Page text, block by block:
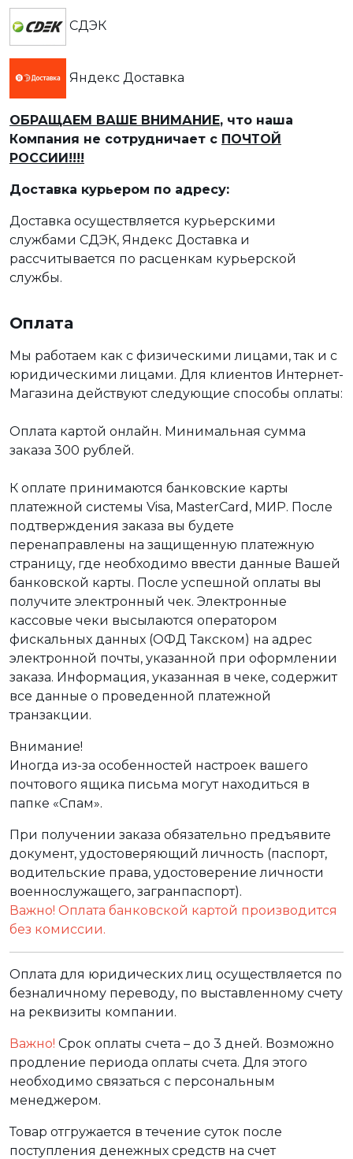
СДЭК
Яндекс Доставка
ОБРАЩАЕМ ВАШЕ ВНИМАНИЕ, что наша
Компания не сотрудничает с ПОЧТОЙ
РОССИИ!!!!
Доставка курьером по адресу:
Доставка осуществляется курьерскими
службами СДЭК, Яндекс Доставка и
рассчитывается по расценкам курьерской
службы.
Оплата
Мы работаем как с физическими лицами, так и с
юридическими лицами. Для клиентов Интернет-
Магазина действуют следующие способы оплаты:
Оплата картой онлайн. Минимальная сумма
заказа 300 рублей.
К оплате принимаются банковские карты
платежной системы Visa, MasterCard, МИР. После
подтверждения заказа вы будете
перенаправлены на защищенную платежную
страницу, где необходимо ввести данные Вашей
банковской карты. После успешной оплаты вы
получите электронный чек. Электронные
кассовые чеки высылаются оператором
фискальных данных (ОФД Такском) на адрес
электронной почты, указанной при оформлении
заказа. Информация, указанная в чеке, содержит
все данные о проведенной платежной
транзакции.
Внимание!
Иногда из-за особенностей настроек вашего
почтового ящика письма могут находиться в
папке «Спам».
При получении заказа обязательно предъявите
документ, удостоверяющий личность (паспорт,
водительские права, удостоверение личности
военнослужащего, загранпаспорт).
Важно! Оплата банковской картой производится
без комиссии.
Оплата для юридических лиц осуществляется по
безналичному переводу, по выставленному счету
на реквизиты компании.
Важно! Срок оплаты счета – до 3 дней. Возможно
продление периода оплаты счета. Для этого
необходимо связаться с персональным
менеджером.
Товар отгружается в течение суток после
поступления денежных средств на счет